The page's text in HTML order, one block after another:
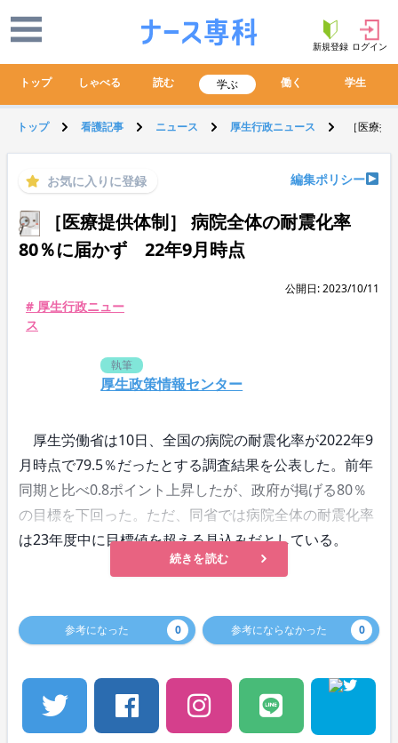
新規登録 ログイン
トップ しゃべる 読む 学ぶ 働く 学生
トップ 看護記事 ニュース 厚生行政ニュース ［医療
お気に入りに登録 編集ポリシー
［医療提供体制］ 病院全体の耐震化率
80％に届かず 22年9月時点
公開日: 2023/10/11
# 厚生行政ニュー
ス
執筆
厚生政策情報センター
厚生労働省は10日、全国の病院の耐震化率が2022年9
月時点で79.5％だったとする調査結果を公表した。前年
同期と比べ0.8ポイント上昇したが、政府が掲げる80％
の目標を下回った。ただ、同省では病院全体の耐震化率
は23年度中に目標値を超える見込みだとしている。
続きを読む
参考になった 0 参考にならなかった 0